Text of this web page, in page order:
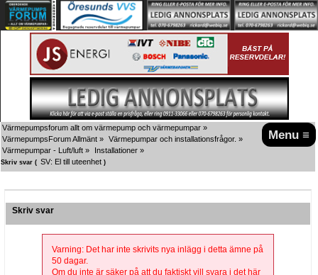
Menu ≡
Värmepumpsforum allt om värmepump och värmepumpar »
VärmepumpsForum Allmänt » Värmepumpar och installationsfrågor. »
Värmepumpar - Luft/luft » Installationer »
Skriv svar ( SV: El till uteenhet )
Skriv svar
Varning: Det har inte skrivits nya inlägg i detta ämne på
50 dagar.
Om du inte är säker på att du faktiskt vill svara i det här